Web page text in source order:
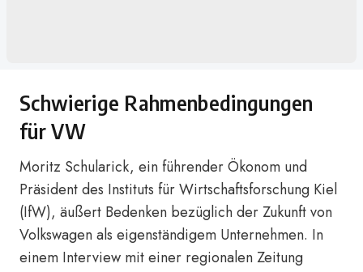
Schwierige Rahmenbedingungen
für VW
Moritz Schularick, ein führender Ökonom und
Präsident des Instituts für Wirtschaftsforschung Kiel
(IfW), äußert Bedenken bezüglich der Zukunft von
Volkswagen als eigenständigem Unternehmen. In
einem Interview mit einer regionalen Zeitung